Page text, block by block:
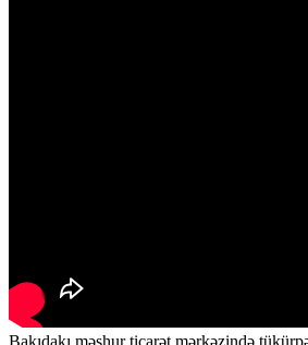
Bakıdakı məşhur ticarət mərkəzində